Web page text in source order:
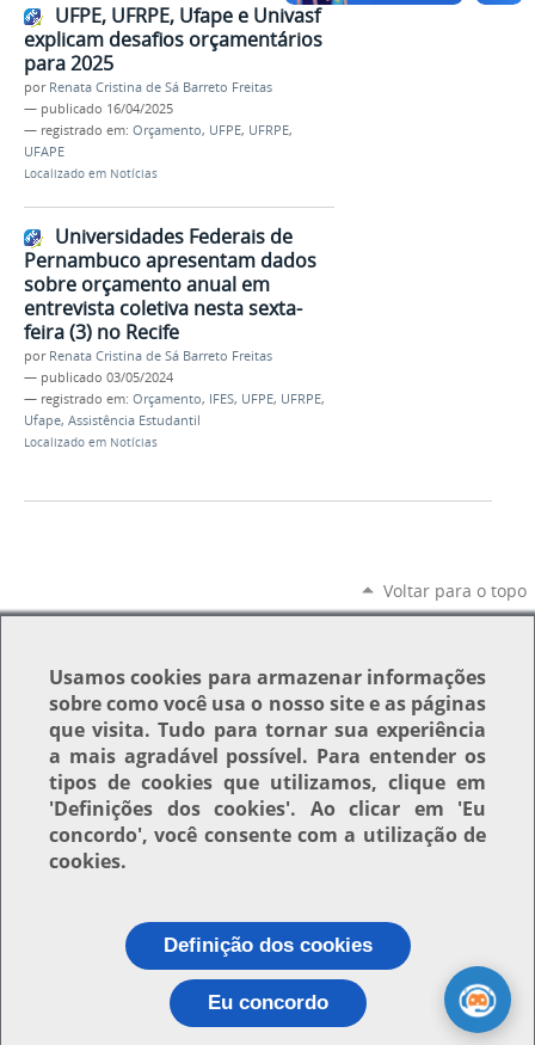
UFPE, UFRPE, Ufape e Univasf
explicam desafios orçamentários
para 2025
por Renata Cristina de Sá Barreto Freitas
— publicado 16/04/2025
— registrado em: Orçamento, UFPE, UFRPE,
UFAPE
Localizado em Notícias
Universidades Federais de
Pernambuco apresentam dados
sobre orçamento anual em
entrevista coletiva nesta sexta-
feira (3) no Recife
por Renata Cristina de Sá Barreto Freitas
— publicado 03/05/2024
— registrado em: Orçamento, IFES, UFPE, UFRPE,
Ufape, Assistência Estudantil
Localizado em Notícias
Voltar para o topo
Usamoscookies para armazenar informações
sobre como você usa o nosso site e as páginas
que visita. Tudo para tornar sua experiência
a mais agradável possível. Para entender os
tipos de cookies que utilizamos, clique em
'Definições dos cookies'. Ao clicar em 'Eu
concordo', você consente com a utilização de
cookies.